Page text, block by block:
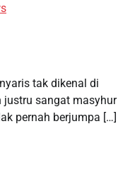
tak dikenal di
justru sangat masyhur
pernah berjumpa […]